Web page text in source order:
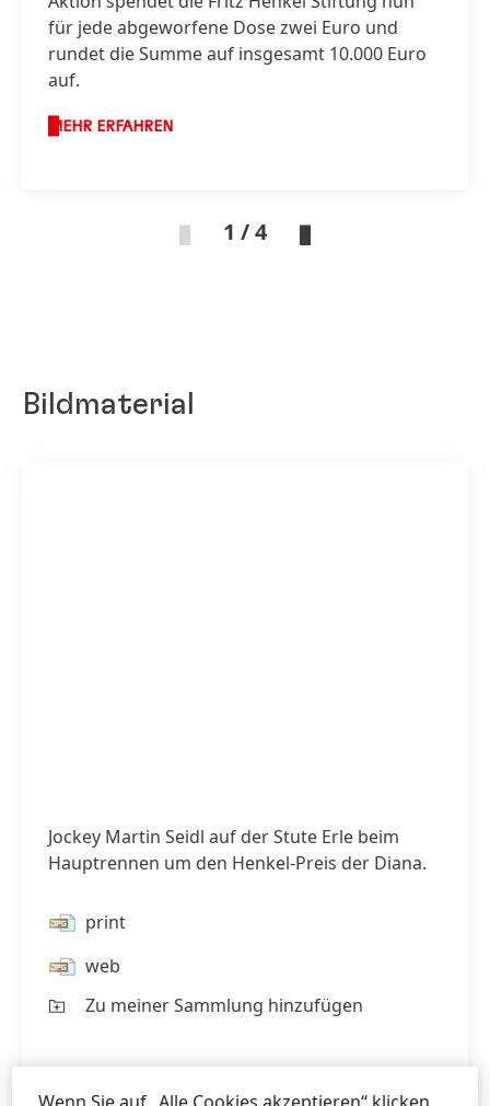
für jede abgeworfene Dose zwei Euro und
rundet die Summe auf insgesamt 10.000 Euro
auf.
MEHR ERFAHREN
1 / 4
Bildmaterial
Jockey Martin Seidl auf der Stute Erle beim
Hauptrennen um den Henkel-Preis der Diana.
print
web
Zu meiner Sammlung hinzufügen